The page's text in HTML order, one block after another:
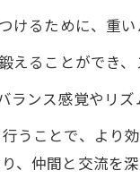
るために、重
ることができ
ンス感覚やリズ
うことで、より
、仲間と交流を